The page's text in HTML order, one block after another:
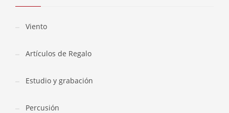
Viento
Artículos de Regalo
Estudio y grabación
Percusión